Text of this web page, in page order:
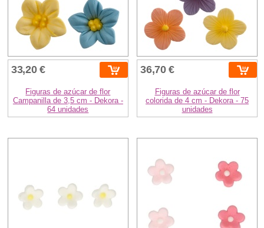
33,20 €
Figuras de azúcar de flor
Campanilla de 3,5 cm - Dekora -
64 unidades
36,70 €
Figuras de azúcar de flor
colorida de 4 cm - Dekora - 75
unidades